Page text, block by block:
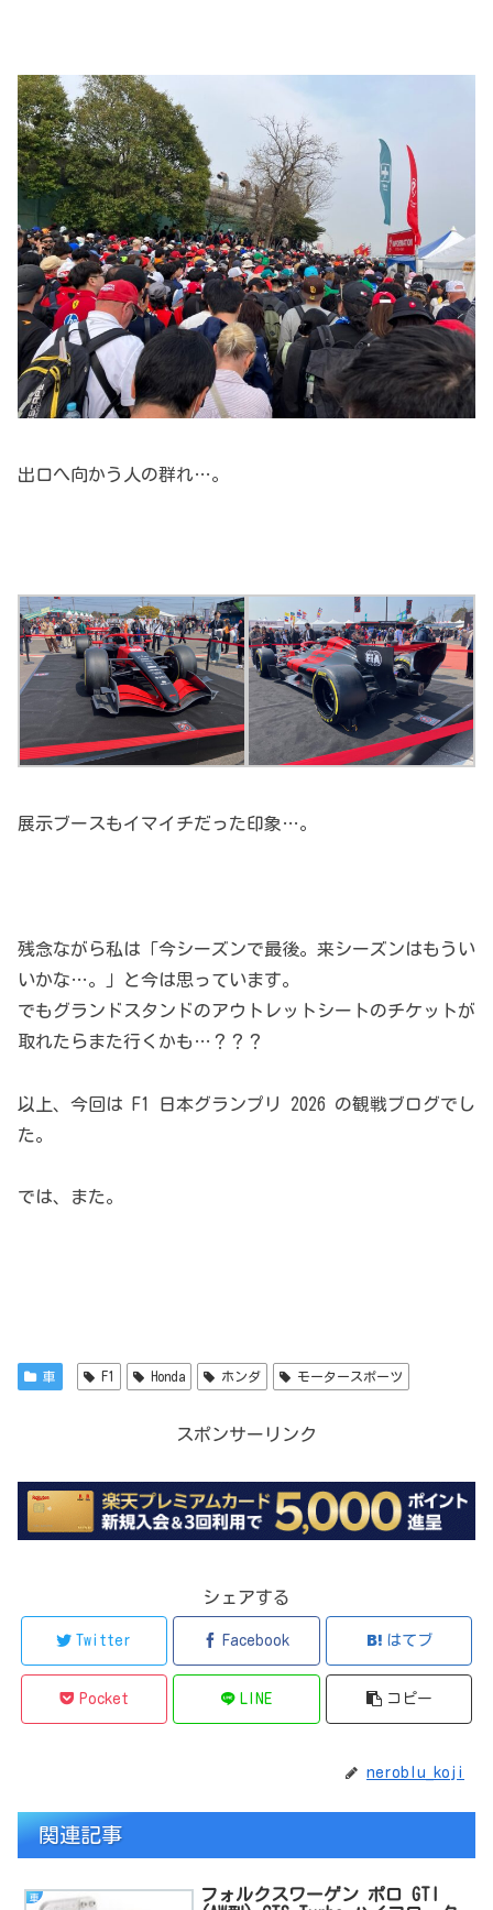
出口へ向かう人の群れ…。
展示ブースもイマイチだった印象…。
残念ながら私は「今シーズンで最後。来シーズンはもうい
いかな…。」と今は思っています。
でもグランドスタンドのアウトレットシートのチケットが
取れたらまた行くかも…？？？
以上、今回は F1 日本グランプリ 2026 の観戦ブログでし
た。
では、また。
車 F1 Honda ホンダ モータースポーツ
スポンサーリンク
シェアする
Twitter Facebook はてブ
Pocket LINE コピー
neroblu_koji
関連記事
車
フォルクスワーゲン ポロ GTI